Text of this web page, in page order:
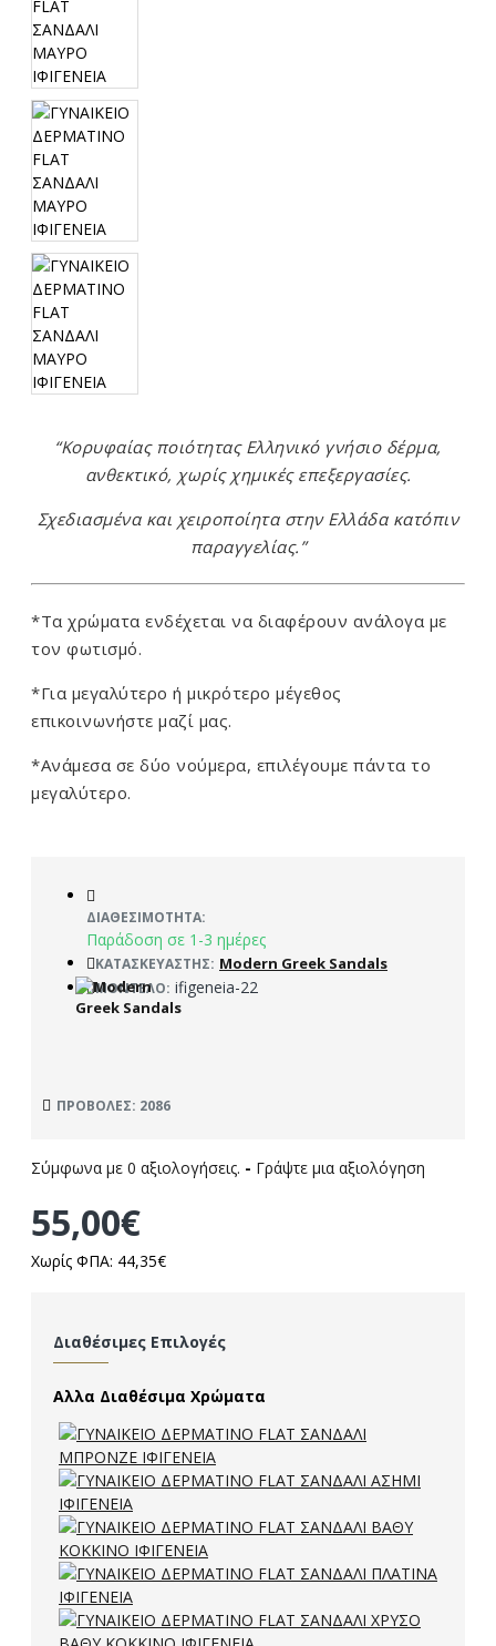
“Κορυφαίας ποιότητας Ελληνικό γνήσιο δέρμα,
ανθεκτικό, χωρίς χημικές επεξεργασίες.
Σχεδιασμένα και χειροποίητα στην Ελλάδα κατόπιν
παραγγελίας.”
*Τα χρώματα ενδέχεται να διαφέρουν ανάλογα με
τον φωτισμό.
*Για μεγαλύτερο ή μικρότερο μέγεθος
επικοινωνήστε μαζί μας.
*Ανάμεσα σε δύο νούμερα, επιλέγουμε πάντα το
μεγαλύτερο.
ΔΙΑΘΕΣΙΜΌΤΗΤΑ:
Παράδοση σε 1-3 ημέρες
ΚΑΤΑΣΚΕΥΑΣΤΉΣ: Modern Greek Sandals
ΜΟΝΤΈΛΟ: ifigeneia-22
ΠΡΟΒΟΛΈΣ: 2086
Σύμφωνα με 0 αξιολογήσεις. - Γράψτε μια αξιολόγηση
55,00€
Χωρίς ΦΠΑ: 44,35€
Διαθέσιμες Επιλογές
Αλλα Διαθέσιμα Χρώματα